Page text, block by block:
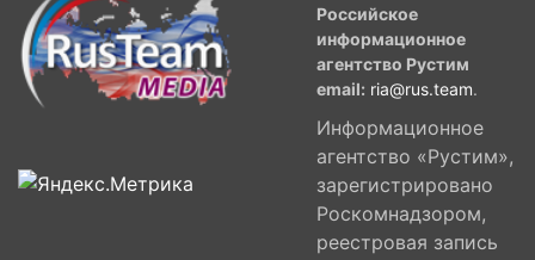
Российское
информационное
агентство Рустим
email: ria@rus.team.
Информационное
агентство «Рустим»,
зарегистрировано
Роскомнадзором,
реестровая запись